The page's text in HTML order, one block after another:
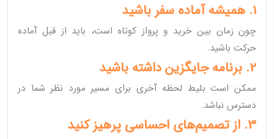
1. همیشه آماده سفر باشید
چون زمان بین خرید و پرواز کوتاه است، باید از قبل آماده
حرکت باشید.
2. برنامه جایگزین داشته باشید
ممکن است بلیط لحظه آخری برای مسیر مورد نظر شما در
دسترس نباشد.
3. از تصمیم‌های احساسی پرهیز کنید